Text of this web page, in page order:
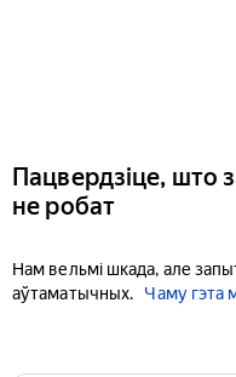
Пацвердзіце, што
не робат
Нам вельмі шкада, але
аўтаматычных.
Чаму гэта